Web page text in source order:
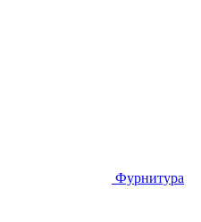
Фурнитура